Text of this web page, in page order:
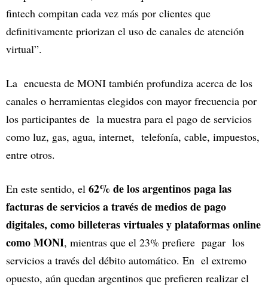
fintech compitan cada vez más por clientes que
definitivamente priorizan el uso de canales de atención
virtual”.
La encuesta de MONI también profundiza acerca de los
canales o herramientas elegidos con mayor frecuencia por
los participantes de la muestra para el pago de servicios
como luz, gas, agua, internet, telefonía, cable, impuestos,
entre otros.
En este sentido, el 62% de los argentinos paga las
facturas de servicios a través de medios de pago
digitales, como billeteras virtuales y plataformas online
como MONI, mientras que el 23% prefiere pagar los
servicios a través del débito automático. En el extremo
opuesto, aún quedan argentinos que prefieren realizar el